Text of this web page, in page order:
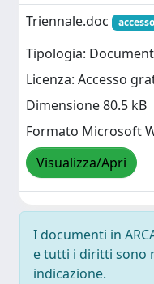
Triennale.doc
Tipologia:
Licenza: Accesso
Dimensione 80.5 kB
Formato Microsoft
Visualizza/Apri
I documenti in
e tutti i diritti sono
indicazione.